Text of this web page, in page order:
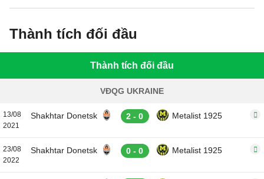
Thành tích đối đầu
Thành tích đối đầu
VĐQG UKRAINE
13/08
2021
Shakhtar Donetsk 2 - 0 Metalist 1925
23/08
2022
Shakhtar Donetsk 0 - 0 Metalist 1925